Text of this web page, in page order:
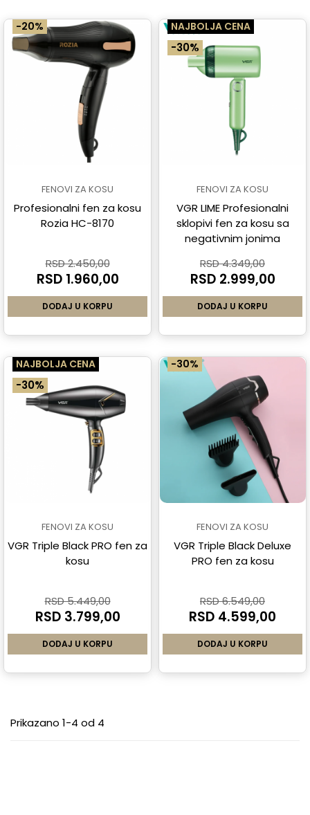
-20%
FENOVI ZA KOSU
Profesionalni fen za kosu
Rozia HC-8170
RSD 2.450,00
RSD 1.960,00
DODAJ U KORPU
NAJBOLJA CENA
-30%
FENOVI ZA KOSU
VGR LIME Profesionalni
sklopivi fen za kosu sa
negativnim jonima
RSD 4.349,00
RSD 2.999,00
DODAJ U KORPU
NAJBOLJA CENA
-30%
FENOVI ZA KOSU
VGR Triple Black PRO fen za
kosu
RSD 5.449,00
RSD 3.799,00
DODAJ U KORPU
-30%
FENOVI ZA KOSU
VGR Triple Black Deluxe
PRO fen za kosu
RSD 6.549,00
RSD 4.599,00
DODAJ U KORPU
Prikazano 1-4 od 4